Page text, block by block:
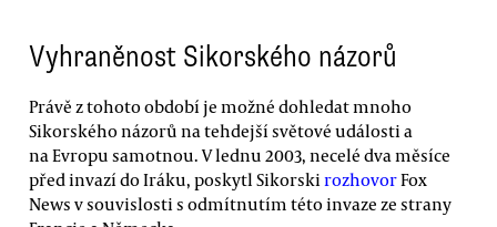
Vyhraněnost Sikorského názorů
Právě z tohoto období je možné dohledat mnoho
Sikorského názorů na tehdejší světové události a
na Evropu samotnou. V lednu 2003, necelé dva měsíce
před invazí do Iráku, poskytl Sikorski rozhovorFox
News v souvislosti s odmítnutím této invaze ze strany